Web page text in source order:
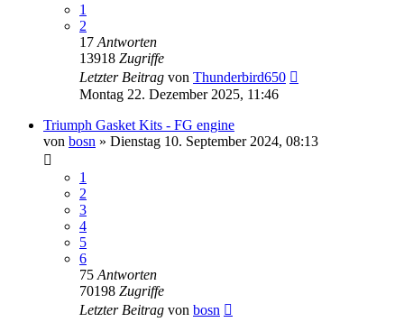
1
2
17 Antworten
13918 Zugriffe
Letzter Beitrag von Thunderbird650
Montag 22. Dezember 2025, 11:46
Triumph Gasket Kits - FG engine
von bosn » Dienstag 10. September 2024, 08:13
1
2
3
4
5
6
75 Antworten
70198 Zugriffe
Letzter Beitrag von bosn